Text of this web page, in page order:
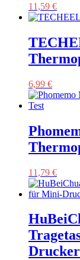
11,59 €
6,99 €
11,79 €